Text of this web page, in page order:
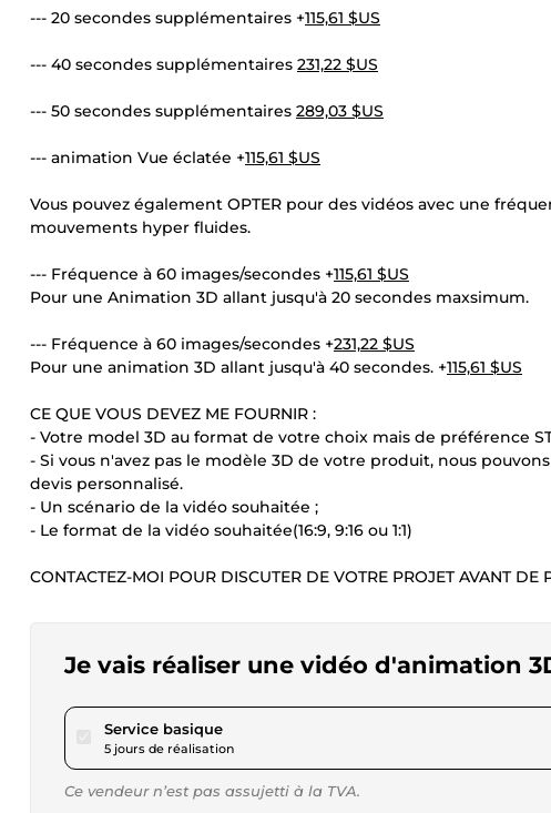
--- 20 secondes supplémentaires +115,61 $US
--- 40 secondes supplémentaires 231,22 $US
--- 50 secondes supplémentaires 289,03 $US
--- animation Vue éclatée +115,61 $US
Vous pouvez également OPTER pour des vidéos avec une
mouvements hyper fluides.
--- Fréquence à 60 images/secondes +115,61 $US
Pour une Animation 3D allant jusqu'à 20 secondes maxsimum.
--- Fréquence à 60 images/secondes +231,22 $US
Pour une animation 3D allant jusqu'à 40 secondes. +115,61 $US
CE QUE VOUS DEVEZ ME FOURNIR :
- Votre model 3D au format de votre choix mais de préférence
- Si vous n'avez pas le modèle 3D de votre produit, nous
devis personnalisé.
- Un scénario de la vidéo souhaitée ;
- Le format de la vidéo souhaitée(16:9, 9:16 ou 1:1)
CONTACTEZ-MOI POUR DISCUTER DE VOTRE PROJET AVANT DE
Je vais réaliser une vidéo d'animation
Service basiquepour 63,59 $US
5 jours de réalisation
Ce vendeur n’est pas assujetti à la TVA.